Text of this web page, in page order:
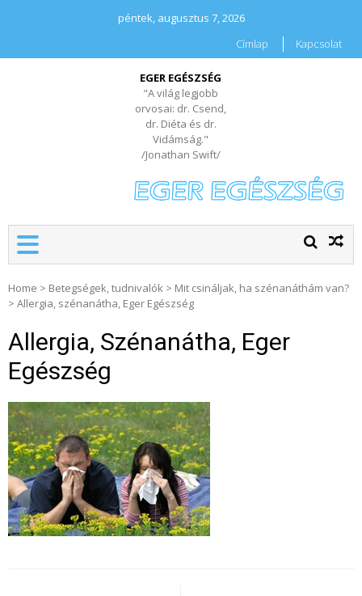
péntek, augusztus 7, 2026
Címlap
Kapcsolat
EGER EGÉSZSÉG
"A világ legjobb
orvosai: dr. Csend,
dr. Diéta és dr.
Vidámság."
/Jonathan Swift/
Home > Betegségek, tudnivalók > Mit csináljak, ha szénanáthám van?
> Allergia, szénanátha, Eger Egészség
Allergia, Szénanátha, Eger
Egészség